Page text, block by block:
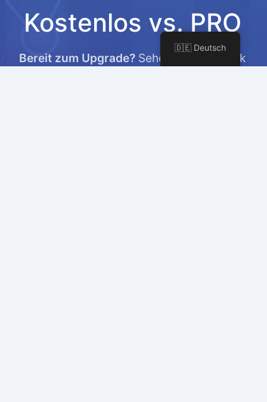
Kostenlos vs. PRO
Bereit zum Upgrade? Sehen Sie, wie Rank
🇩🇪 Deutsch